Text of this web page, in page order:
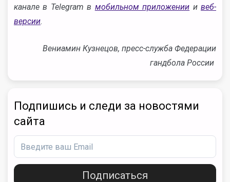
канале в Telegram в мобильном приложении ивеб-
версии.
Вениамин Кузнецов, пресс-служба Федерации
гандбола России
Подпишись и следи за новостями
сайта
Подписаться